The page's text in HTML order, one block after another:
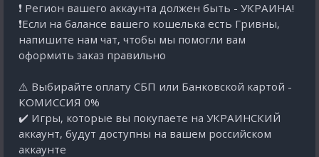
❗️ Регион вашего аккаунта должен быть - УКРАИНА!
❗Если на балансе вашего кошелька есть Гривны,
напишите нам чат, чтобы мы помогли вам
оформить заказ правильно
⚠️ Выбирайте оплату СБП или Банковской картой -
КОМИССИЯ 0%
✔️ Игры, которые вы покупаете на УКРАИНСКИЙ
аккаунт, будут доступны на вашем российском
аккаунте